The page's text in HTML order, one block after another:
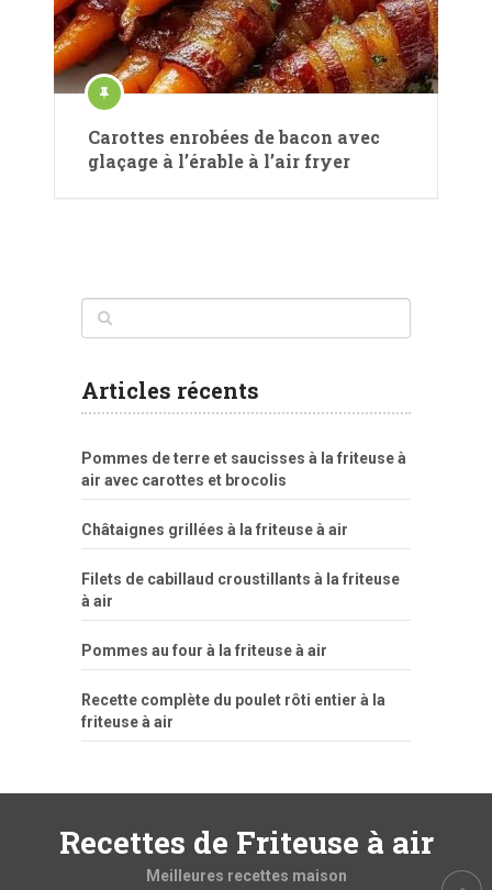
Carottes enrobées de bacon avec
glaçage à l’érable à l’air fryer
Articles récents
Pommes de terre et saucisses à la friteuse à
air avec carottes et brocolis
Châtaignes grillées à la friteuse à air
Filets de cabillaud croustillants à la friteuse
à air
Pommes au four à la friteuse à air
Recette complète du poulet rôti entier à la
friteuse à air
Recettes de Friteuse à air
Meilleures recettes maison